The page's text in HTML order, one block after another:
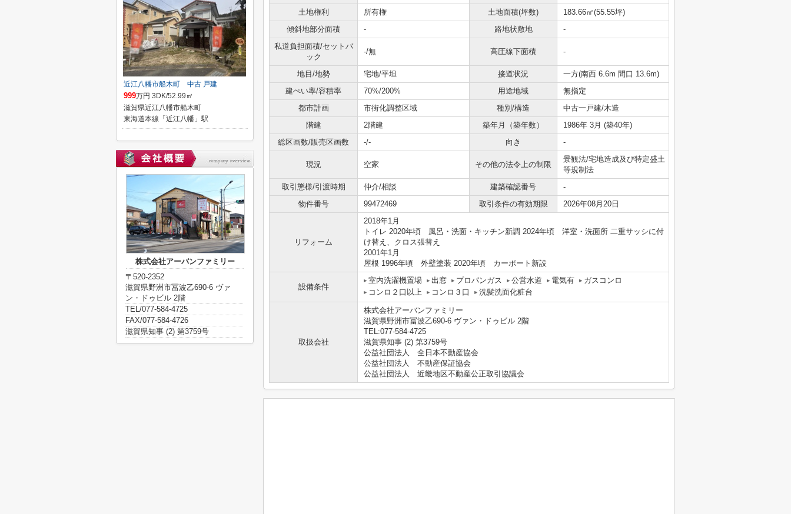
土地権利
所有権 土地面積(坪数)
183.66㎡(55.55坪)
傾斜地部分面積
- 路地状敷地
-
私道負担面積/セットバ
ック
-/無 高圧線下面積 -
地目/地勢 宅地/平坦 接道状況
一方(南西 6.6m 間口 13.6m)
建ぺい率/容積率
70%/200% 用途地域
無指定
都市計画
市街化調整区域 種別/構造
中古一戸建/木造
階建
2階建 築年月（築年数）
1986年 3月 (築40年)
総区画数/販売区画数
-/- 向き -
現況 空家 その他の法令上の制限
景観法/宅地造成及び特定盛土
等規制法
取引態様/引渡時期
仲介/相談 建築確認番号
-
物件番号
99472469 取引条件の有効期限 2026年08月20日
リフォーム
2018年1月
トイレ 2020年頃 風呂・洗面・キッチン新調 2024年頃 洋室・洗面所 二重サッシに付
け替え、クロス張替え
2001年1月
屋根 1996年頃 外壁塗装 2020年頃 カーポート新設
設備条件
室内洗濯機置場 出窓 プロパンガス 公営水道 電気有
ガスコンロ
コンロ２口以上
コンロ３口 洗髪洗面化粧台
取扱会社
株式会社アーバンファミリー
滋賀県野洲市冨波乙690-6 ヴァン・ドゥビル 2階
TEL:077-584-4725
滋賀県知事 (2) 第3759号
公益社団法人 全日本不動産協会
公益社団法人 不動産保証協会
公益社団法人 近畿地区不動産公正取引協議会
近江八幡市船木町 中古 戸建
999万円 3DK/52.99㎡
滋賀県近江八幡市船木町
東海道本線「近江八幡」駅
株式会社アーバンファミリー
〒520-2352
滋賀県野洲市冨波乙690-6 ヴァ
ン・ドゥビル 2階
TEL/077-584-4725
FAX/077-584-4726
滋賀県知事 (2) 第3759号